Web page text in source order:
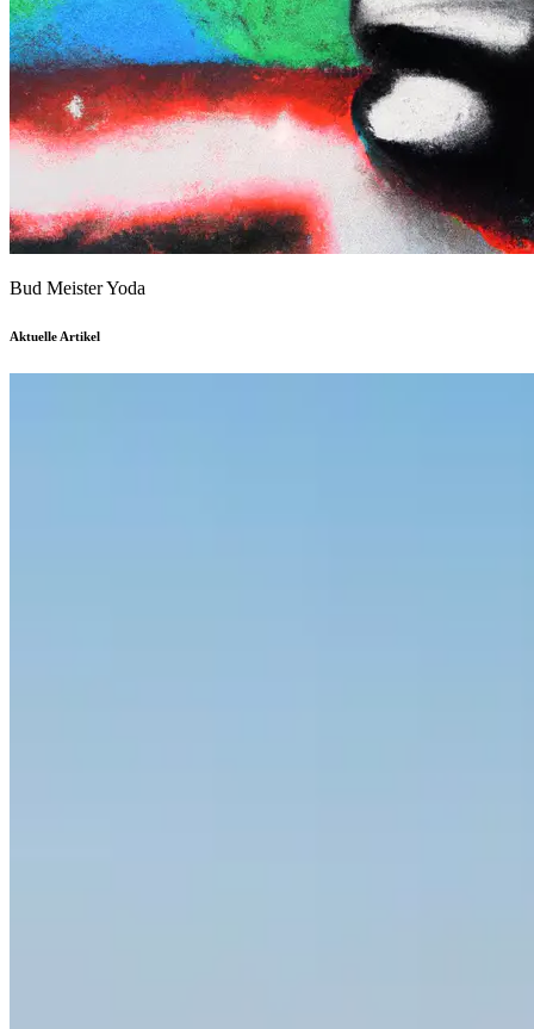
Bud Meister Yoda
Aktuelle Artikel